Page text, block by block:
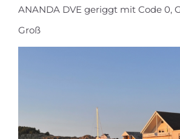
ANANDA DVE geriggt mit Code 0,
Groß